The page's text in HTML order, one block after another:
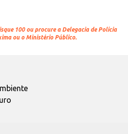
100 ou procure a Delegacia de Polícia
ou o Ministério Público.